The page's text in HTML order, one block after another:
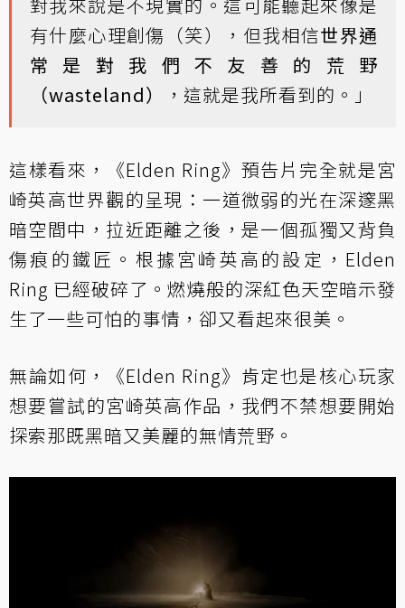
有什麼心理創傷（笑），但我相信世界通
常是對我們不友善的荒野
（wasteland）
，這就是我所看到的。」
這樣看來，《Elden Ring》預告片完全就是宮
崎英高世界觀的呈現：一道微弱的光在深邃黑
暗空間中，拉近距離之後，是一個孤獨又背負
傷痕的鐵匠。根據宮崎英高的設定，Elden
Ring 已經破碎了。燃燒般的深紅色天空暗示發
生了一些可怕的事情，卻又看起來很美。
無論如何，《Elden Ring》肯定也是核心玩家
想要嘗試的宮崎英高作品，我們不禁想要開始
探索那既黑暗又美麗的無情荒野。